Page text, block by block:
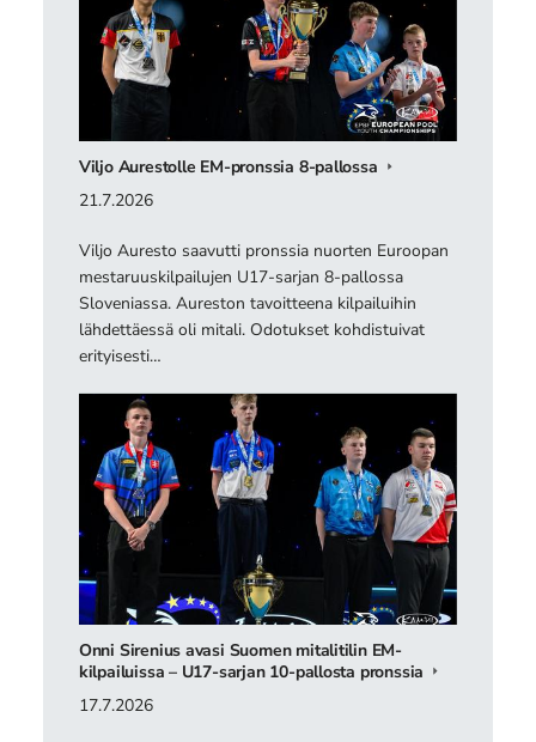
Viljo Aurestolle EM-pronssia 8-pallossa
21.7.2026
Viljo Auresto saavutti pronssia nuorten Euroopan
mestaruuskilpailujen U17-sarjan 8-pallossa
Sloveniassa. Aureston tavoitteena kilpailuihin
lähdettäessä oli mitali. Odotukset kohdistuivat
erityisesti…
Onni Sirenius avasi Suomen mitalitilin EM-
kilpailuissa – U17-sarjan 10-pallosta pronssia
17.7.2026